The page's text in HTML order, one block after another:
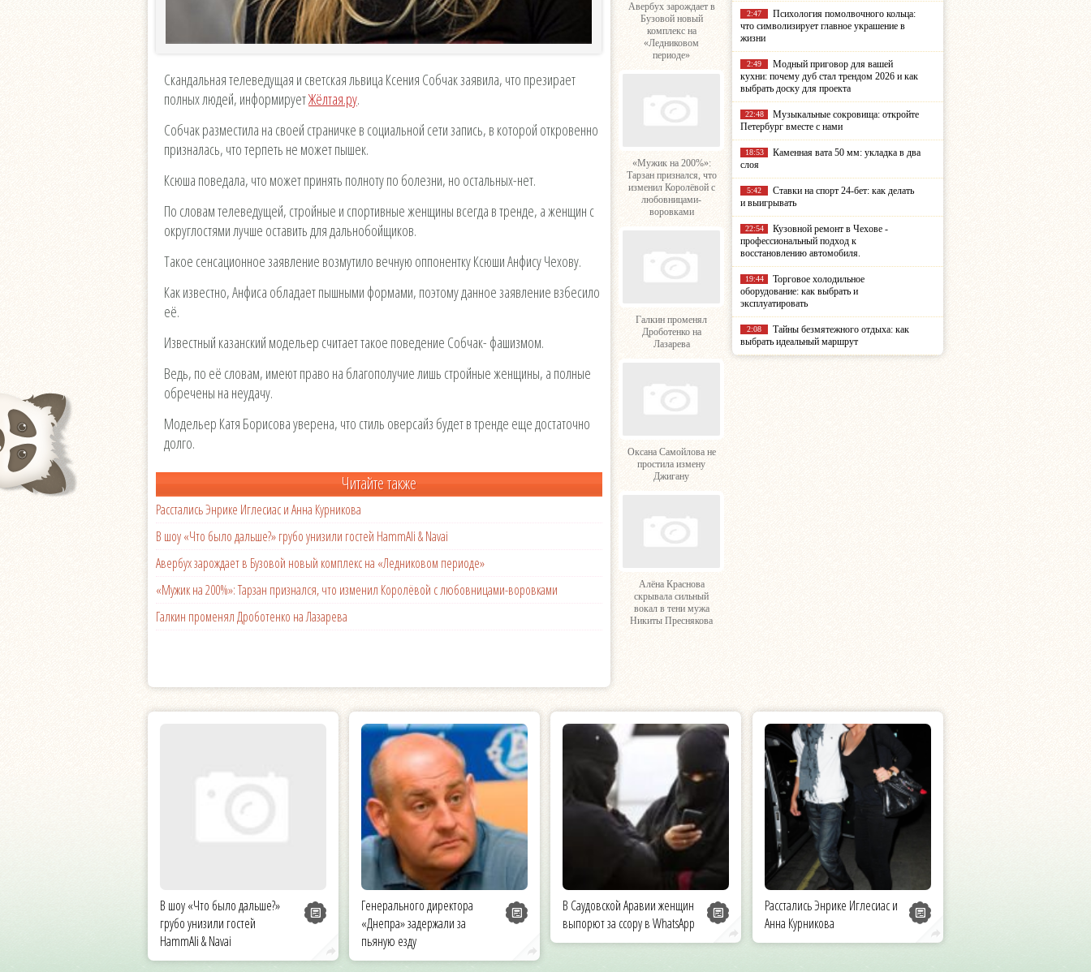
Скандальная телеведущая и светская львица Ксения Собчак заявила, что презирает
полных людей, информируетЖёлтая.ру.
Собчак разместила на своей страничке в социальной сети запись, в которой откровенно
призналась, что терпеть не может пышек.
Ксюша поведала, что может принять полноту по болезни, но остальных-нет.
По словам телеведущей, стройные и спортивные женщины всегда в тренде, а женщин с
округлостями лучше оставить для дальнобойщиков.
Такое сенсационное заявление возмутило вечную оппонентку Ксюши Анфису Чехову.
Как известно, Анфиса обладает пышными формами, поэтому данное заявление взбесило
её.
Известный казанский модельер считает такое поведение Собчак- фашизмом.
Ведь, по её словам, имеют право на благополучие лишь стройные женщины, а полные
обречены на неудачу.
Модельер Катя Борисова уверена, что стиль оверсайз будет в тренде еще достаточно
долго.
Читайте также
Расстались Энрике Иглесиас и Анна Курникова
В шоу «Что было дальше?» грубо унизили гостей HammAli & Navai
Авербух зарождает в Бузовой новый комплекс на «Ледниковом периоде»
«Мужик на 200%»: Тарзан признался, что изменил Королёвой с любовницами-воровками
Галкин променял Дроботенко на Лазарева
Авербух зарождает в
Бузовой новый
комплекс на
«Ледниковом
периоде»
«Мужик на 200%»:
Тарзан признался, что
изменил Королёвой с
любовницами-
воровками
Галкин променял
Дроботенко на
Лазарева
Оксана Самойлова не
простила измену
Джигану
Алёна Краснова
скрывала сильный
вокал в тени мужа
Никиты Преснякова
2:47
Психология помолвочного кольца:
что символизирует главное украшение в
жизни
2:49
Модный приговор для вашей
кухни: почему дуб стал трендом 2026 и как
выбрать доску для проекта
22:48
Музыкальные сокровища: откройте
Петербург вместе с нами
18:53
Каменная вата 50 мм: укладка в два
слоя
5:42
Ставки на спорт 24-бет: как делать
и выигрывать
22:54
Кузовной ремонт в Чехове -
профессиональный подход к
восстановлению автомобиля.
19:44
Торговое холодильное
оборудование: как выбрать и
эксплуатировать
2:08
Тайны безмятежного отдыха: как
выбрать идеальный маршрут
В шоу «Что было дальше?»
грубо унизили гостей
HammAli & Navai
Генерального директора
«Днепра» задержали за
пьяную езду
В Саудовской Аравии женщин
выпорют за ссору в WhatsApp
Расстались Энрике Иглесиас и
Анна Курникова